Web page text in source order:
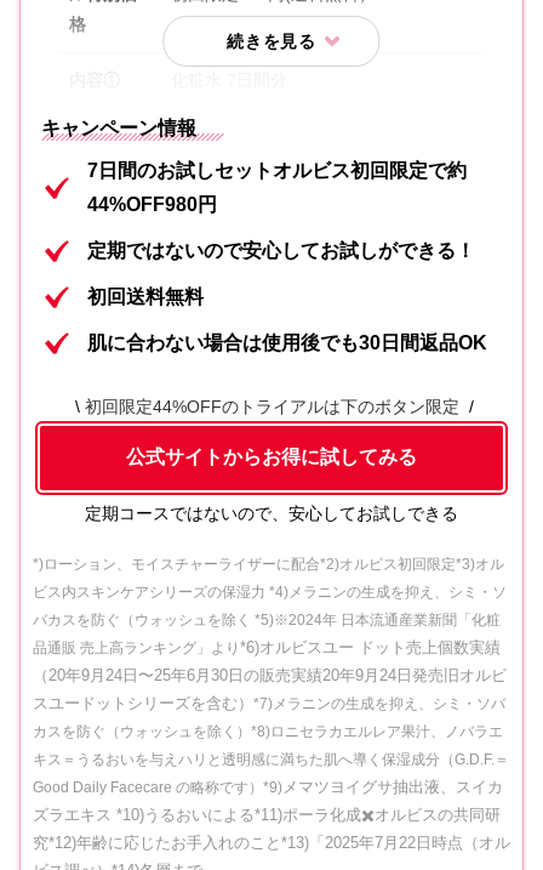
格
内容② 保湿液 7日間分
洗顔料 7日間分
内容④ オリジナル吸水アームバンド
内容⑤ ザ クレンジングオイル サンプル
内容⑥ オルビス ザ リンクルセラムミニサイズ
内容⑦
リンクルブライトUVプロテクター N(サ
イト限定)
キャンペーン情報
7日間のお試しセットオルビス初回限定で約
44%OFF980円
定期ではないので安心してお試しができる！
初回送料無料
肌に合わない場合は使用後でも30日間返品OK
初回限定44%OFFのトライアルは下のボタン限定
公式サイトからお得に試してみる
定期コースではないので、安心してお試しできる
*)ローション、モイスチャーライザーに配合*2)オルビス初回限定*3)オル
ビス内スキンケアシリーズの保湿力 *4)メラニンの生成を抑え、シミ・ソ
バカスを防ぐ（ウォッシュを除く *5)※2024年 日本流通産業新聞「化粧
品通販 売上高ランキング」より *6)オルビスユー ドット売上個数実績
（20年9月24日〜25年6月30日の販売実績20年9月24日発売旧オルビ
スユードットシリーズを含む） *7)メラニンの生成を抑え、シミ・ソバ
カスを防ぐ（ウォッシュを除く）*8)ロニセラカエルレア果汁、ノバラエ
キス＝うるおいを与えハリと透明感に満ちた肌へ導く保湿成分（G.D.F.＝
Good Daily Facecare の略称です）*9) メマツヨイグサ抽出液、スイカ
ズラエキス *10)うるおいによる*11)ポーラ化成✖️オルビスの共同研
究*12)年齢に応じたお手入れのこと*13)「2025年7月22日時点（オル